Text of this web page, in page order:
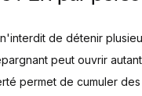
de détenir
peut ouvrir
permet de cumuler